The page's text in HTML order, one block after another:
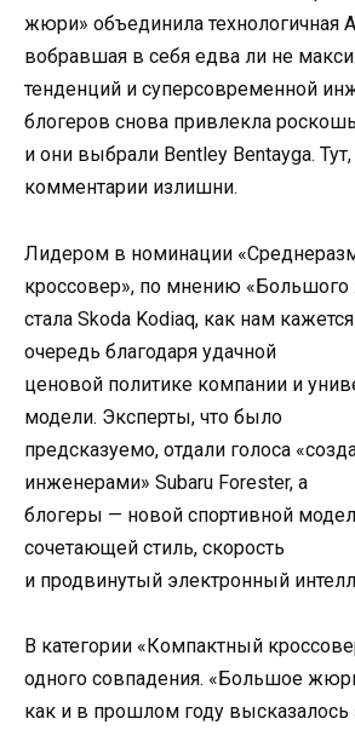
жюри» объединила технологичная
вобравшая в себя едва ли не
тенденций и суперсовременной
блогеров снова привлекла
и они выбрали Bentley Bentayga. Тут,
комментарии излишни.
Лидером в номинации
кроссовер», по мнению
стала Skoda Kodiaq, как нам
очередь благодаря удачной
ценовой политике компании и
модели. Эксперты, что было
предсказуемо, отдали голоса
инженерами» Subaru Forester, а
блогеры — новой спортивной
сочетающей стиль, скорость
и продвинутый электронный
В категории «Компактный
одного совпадения. «Большое
как и в прошлом году высказалось